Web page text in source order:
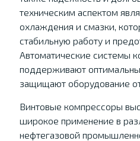
техническим аспектом
охлаждения и смазки,
стабильную работу и
Автоматические системы
поддерживают
защищают оборудование
Винтовые компрессоры
широкое применение в
нефтегазовой